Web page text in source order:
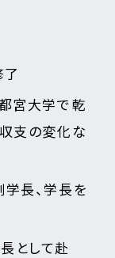
宮大学で乾
支の変化な
長、学長を
として赴